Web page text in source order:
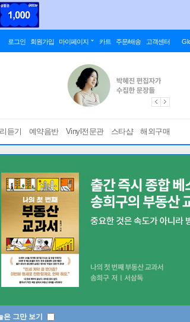
로그인 회원가입 마이페이지 카트 주문/배송 고객센터
듣기 예약음반 Vinyl전문관 스타샵 해외구매
은 그만 보기